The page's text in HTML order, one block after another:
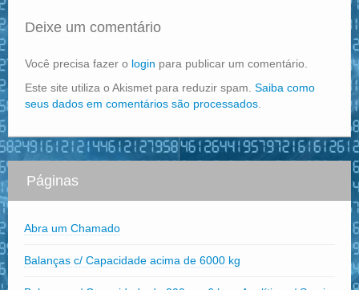
Deixe um comentário
Você precisa fazer o login para publicar um comentário.
Este site utiliza o Akismet para reduzir spam. Saiba como
seus dados em comentários são processados
Páginas
Abra um Chamado
Balanças c/ Capacidade acima de 6000 kg